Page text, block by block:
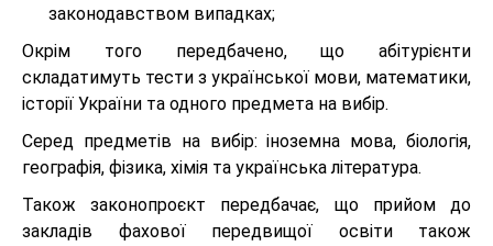
законодавством випадках;
Окрім того передбачено, що абітурієнти
складатимуть тести з української мови, математики,
історії України та одного предмета на вибір.
Серед предметів на вибір: іноземна мова, біологія,
географія, фізика, хімія та українська література.
Також законопроєкт передбачає, що прийом до
закладів фахової передвищої освіти також